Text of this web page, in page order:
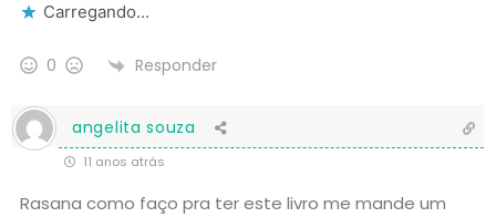
Carregando...
0 Responder
angelita souza
11 anos atrás
Rasana como faço pra ter este livro me mande um